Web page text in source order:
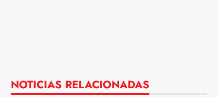
NOTICIAS RELACIONADAS